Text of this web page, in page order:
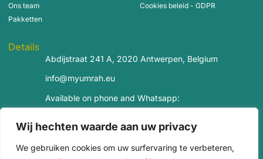
Wij hechten waarde aan uw privacy
We gebruiken cookies om uw surfervaring te verbeteren,
Ons team
Pakketten
Cookies beleid - GDPR
Details
Abdijstraat 241 A, 2020 Antwerpen, Belgium
info@myumrah.eu
Available on phone and Whatsapp:
Bank account: